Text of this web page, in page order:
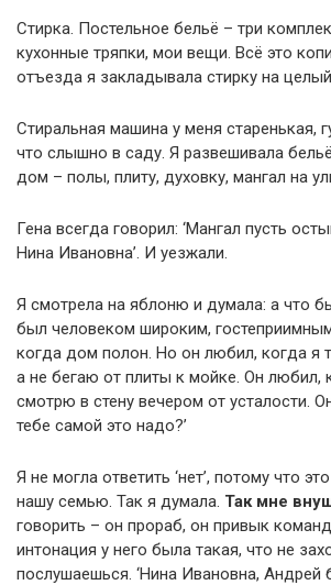
Стирка. Постельное бельё – три
кухонные тряпки, мои вещи. Всё это
отъезда я закладывала стирку на
Стиральная машина у меня старенькая,
что слышно в саду. Я развешивала
дом – полы, плиту, духовку, мангал на
Гена всегда говорил: ‘Мангал пусть
Нина Ивановна’. И уезжали.
Я смотрела на яблоню и думала: а что
был человеком широким,
когда дом полон. Но он любил, когда я
а не бегаю от плиты к мойке. Он любил,
смотрю в стену вечером от усталости.
тебе самой это надо?’
Я не могла ответить ‘нет’, потому что
нашу семью. Так я думала. Так мне
говорить – он прораб, он привык
интонация у него была такая, что не
послушаешься. ‘Нина Ивановна,